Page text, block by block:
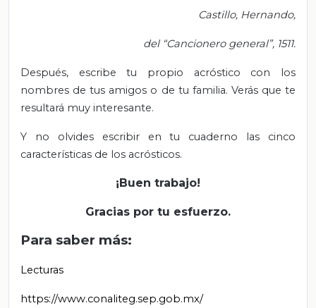
Castillo, Hernando,
del “Cancionero general”, 1511.
Después, escribe tu propio acróstico con los
nombres de tus amigos o de tu familia. Verás que te
resultará muy interesante.
Y no olvides escribir en tu cuaderno las cinco
características de los acrósticos.
¡Buen trabajo!
Gracias por tu esfuerzo.
Para saber más:
Lecturas
https://www.conaliteg.sep.gob.mx/